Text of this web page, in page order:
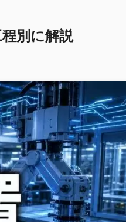
別に解説